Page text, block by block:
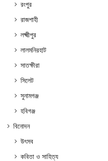
রংপুর
রাজশাহী
লক্ষ্মীপুর
লালমনিরহাট
সাতক্ষীরা
সিলেট
সুনামগঞ্জ
হবিগঞ্জ
বিনোদন
উৎসব
কবিতা ও সাহিত্য